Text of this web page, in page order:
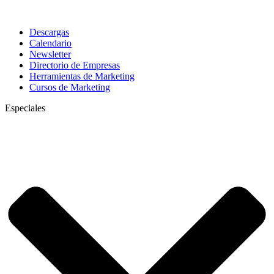
Descargas
Calendario
Newsletter
Directorio de Empresas
Herramientas de Marketing
Cursos de Marketing
Especiales